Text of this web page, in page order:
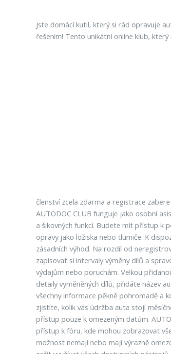
Jste domácí kutil, který si rád opravuje
řešením! Tento unikátní online klub,
členství zcela zdarma a registrace
AUTODOC CLUB funguje jako osobní
a šikovných funkcí. Budete mít přístup k
opravy jako ložiska nebo tlumiče. K
zásadních výhod. Na rozdíl od
zapisovat si intervaly výměny dílů a
výdajům nebo poruchám. Velkou
detaily vyměněných dílů, přidáte název
všechny informace pěkně pohromadě a
zjistíte, kolik vás údržba auta stojí
přístup pouze k omezeným datům.
přístup k fóru, kde mohou zobrazovat
možnost nemají nebo mají výrazně